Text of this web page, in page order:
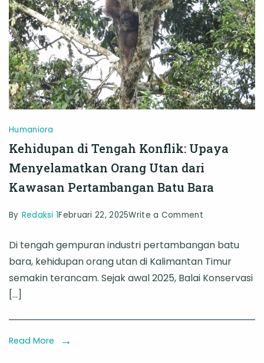
Humaniora
Kehidupan di Tengah Konflik: Upaya
Menyelamatkan Orang Utan dari
Kawasan Pertambangan Batu Bara
By Redaksi 1Februari 22, 2025Write a Commenton
di
Tengah
Di tengah gempuran industri pertambangan batu
bara, kehidupan orang utan di Kalimantan Timur
semakin terancam. Sejak awal 2025, Balai Konservasi
[…]
Read More